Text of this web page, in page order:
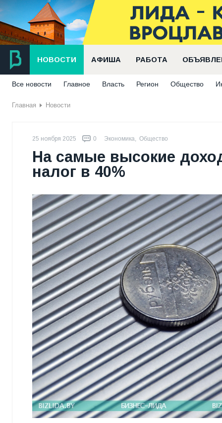
НОВОСТИ АФИША РАБОТА
Все новости Главное Власть Регион Общество
Главная Новости
25 ноября 2025 0 Экономика, Общество
На самые высокие
налог в 40%